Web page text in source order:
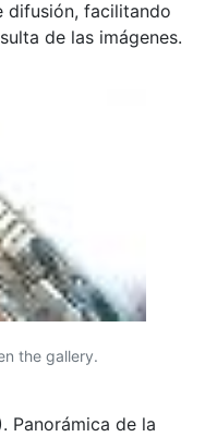
difusión, facilitando
de las imágenes.
the gallery.
Panorámica de la